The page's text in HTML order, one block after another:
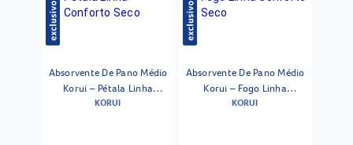
Absorvente De Pano Médio
Korui – Pétala Linha
Conforto Seco
KORUI
Absorvente De Pano Médio
Korui – Fogo Linha
Conforto Seco
KORUI